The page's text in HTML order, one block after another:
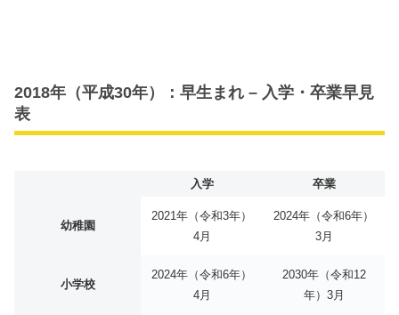
2018年（平成30年）：早生まれ – 入学・卒業早見
表
入学 卒業
幼稚園
2021年（令和3年）
4月
2024年（令和6年）
3月
小学校
2024年（令和6年）
4月
2030年（令和12
年）3月